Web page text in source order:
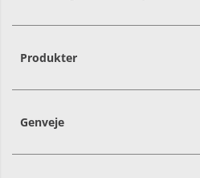
9700Brønderslev
Produkter
Genveje